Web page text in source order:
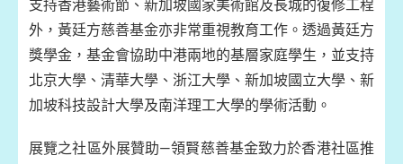
支持香港藝術節、新加坡國家美術館及長城的復修工程
外，黃廷方慈善基金亦非常重視教育工作。透過黃廷方
獎學金，基金會協助中港兩地的基層家庭學生，並支持
北京大學、清華大學、浙江大學、新加坡國立大學、新
加坡科技設計大學及南洋理工大學的學術活動。
展覽之社區外展贊助—領賢慈善基金致力於香港社區推